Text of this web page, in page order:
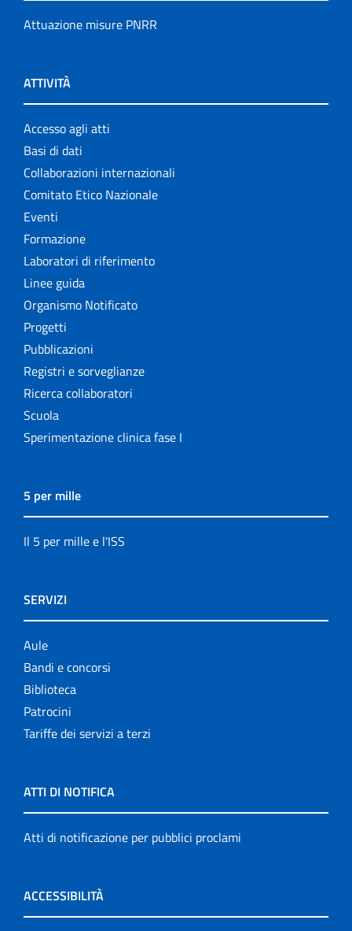
Attuazione misure PNRR
ATTIVITÀ
Accesso agli atti
Basi di dati
Collaborazioni internazionali
Comitato Etico Nazionale
Eventi
Formazione
Laboratori di riferimento
Linee guida
Organismo Notificato
Progetti
Pubblicazioni
Registri e sorveglianze
Ricerca collaboratori
Scuola
Sperimentazione clinica fase I
5 per mille
Il 5 per mille e l'ISS
SERVIZI
Aule
Bandi e concorsi
Biblioteca
Patrocini
Tariffe dei servizi a terzi
ATTI DI NOTIFICA
Atti di notificazione per pubblici proclami
ACCESSIBILITÀ